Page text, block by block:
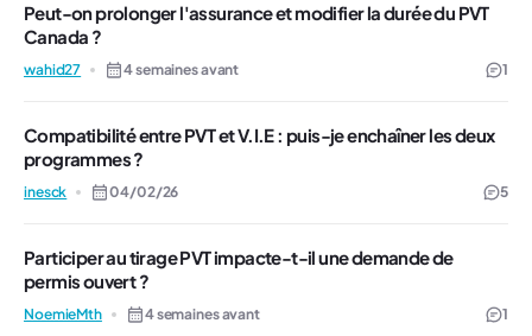
Peut-on prolonger l'assurance et modifier la durée du PVT
Canada ?
wahid27 4 semaines avant 1
Compatibilité entre PVT et V.I.E : puis-je enchaîner les deux
programmes ?
inesck 04/02/26 5
Participer au tirage PVT impacte-t-il une demande de
permis ouvert ?
NoemieMth 4 semaines avant 1